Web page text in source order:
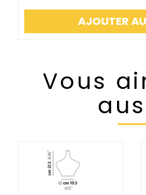
AJOUTER
Vous